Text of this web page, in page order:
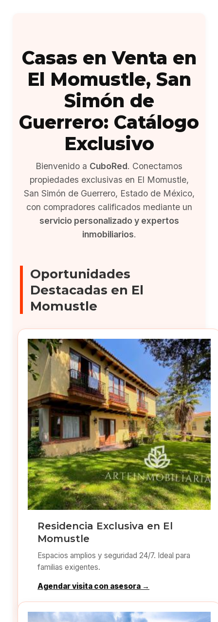
Casas en Venta en
El Momustle, San
Simón de
Guerrero: Catálogo
Exclusivo
Bienvenido a CuboRed. Conectamos
propiedades exclusivas en El Momustle,
San Simón de Guerrero, Estado de México,
con compradores calificados mediante un
servicio personalizado y expertos
inmobiliarios.
Oportunidades
Destacadas en El
Momustle
Residencia Exclusiva en El
Momustle
Espacios amplios y seguridad 24/7. Ideal para
familias exigentes.
Agendar visita con asesora →